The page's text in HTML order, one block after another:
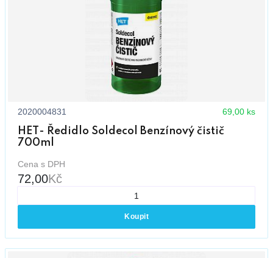
2020004831 69,00 ks
HET- Ředidlo Soldecol Benzínový čistič
700ml
Cena s DPH
72,00Kč
Koupit